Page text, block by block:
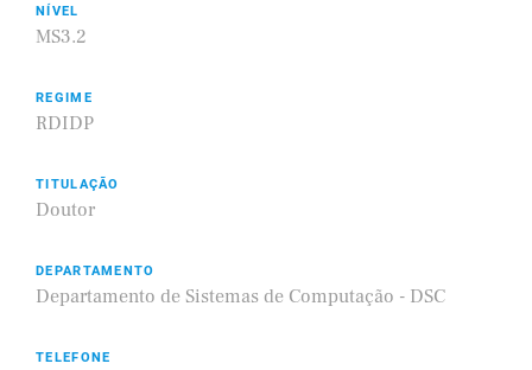
NÍVEL
MS3.2
REGIME
RDIDP
TITULAÇÃO
Doutor
DEPARTAMENTO
Departamento de Sistemas de Computação - DSC
TELEFONE